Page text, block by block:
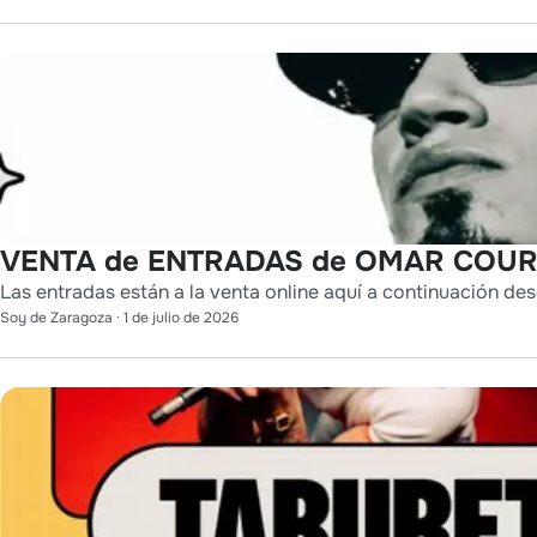
VENTA de ENTRADAS de OMAR
Las entradas están a la venta online aquí a continuación
Soy de Zaragoza · 1 de julio de 2026